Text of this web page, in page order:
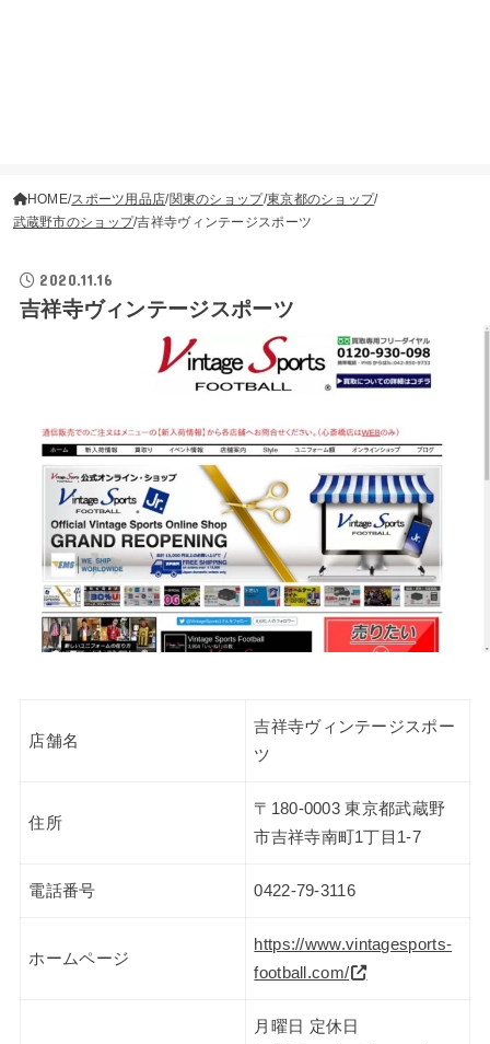
HOME スポーツ用品店 関東のショップ 東京都のショップ
武蔵野市のショップ 吉祥寺ヴィンテージスポーツ
2020.11.16
吉祥寺ヴィンテージスポーツ
店舗名
吉祥寺ヴィンテージスポー
ツ
住所
〒180-0003 東京都武蔵野
市吉祥寺南町1丁目1-7
電話番号 0422-79-3116
ホームページ
https://www.vintagesports-
football.com/
月曜日 定休日